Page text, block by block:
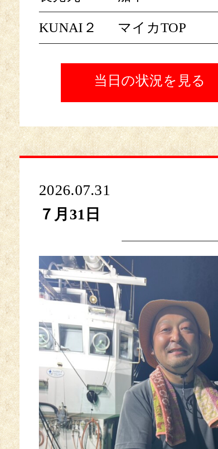
KUNAI２ マイカTOP
当日の状況を見る
2026.07.31
７月31日